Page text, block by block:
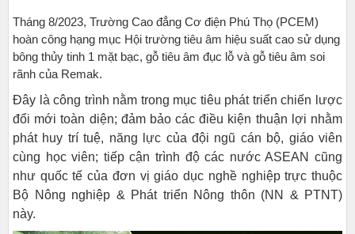
Tháng 8/2023, Trường Cao đẳng Cơ điện Phú Thọ (PCEM)
hoàn công hạng mục Hội trường tiêu âm hiệu suất cao sử dụng
bông thủy tinh 1 mặt bạc, gỗ tiêu âm đục lỗ và gỗ tiêu âm soi
rãnh của Remak.
Đây là công trình nằm trong mục tiêu phát triển chiến lược
đổi mới toàn diện; đảm bảo các điều kiện thuận lợi nhằm
phát huy trí tuệ, năng lực của đội ngũ cán bộ, giáo viên
cùng học viên; tiếp cận trình độ các nước ASEAN cũng
như quốc tế của đơn vị giáo dục nghề nghiệp trực thuộc
Bộ Nông nghiệp & Phát triển Nông thôn (NN & PTNT)
này.